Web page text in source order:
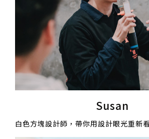
Susan
白色方塊設計師，帶你用設計眼光重新